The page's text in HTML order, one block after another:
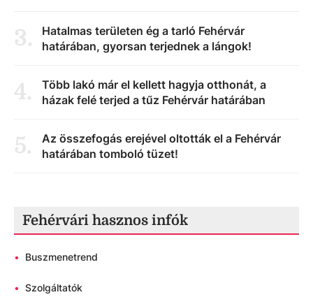
3.
Hatalmas területen ég a tarló Fehérvár
határában, gyorsan terjednek a lángok!
4.
Több lakó már el kellett hagyja otthonát, a
házak felé terjed a tűz Fehérvár határában
5.
Az összefogás erejével oltották el a Fehérvár
határában tomboló tüzet!
Fehérvári hasznos infók
• Buszmenetrend
• Szolgáltatók